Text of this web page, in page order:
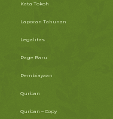
Kata Tokoh
Laporan Tahunan
Legalitas
Page Baru
Pembiayaan
Qurban
Qurban – Copy